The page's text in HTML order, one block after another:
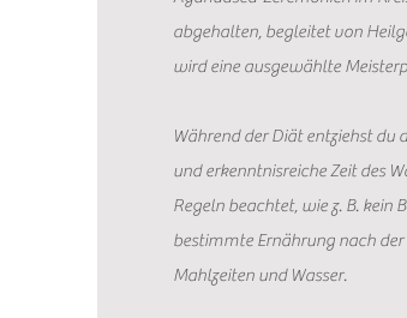
abgehalten, begleitet von
wird eine ausgewählte
Während der Diät entziehst
und erkenntnisreiche Zeit des
Regeln beachtet, wie z. B. kein
bestimmte Ernährung nach
Mahlzeiten und Wasser.